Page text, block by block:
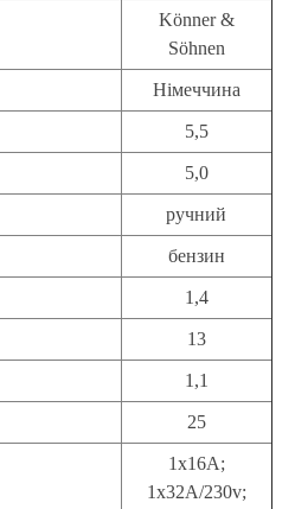
Könner &
Söhnen
Німеччина
5,5
5,0
ручний
бензин
1,4
13
1,1
25
1x16A;
1x32A/230v;